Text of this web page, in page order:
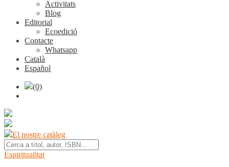
Activitats
Blog
Editorial
Ecoedició
Contacte
Whatsapp
Català
Español
(0)
El nostre catàleg
Espiritualitat